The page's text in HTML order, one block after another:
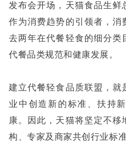
发布会开场，天猫食品生鲜
作为消费趋势的引领者，消
去两年在代餐轻食的细分类
代餐品类规范和健康发展。
建立代餐轻食品质联盟，
业中创造新的标准、扶持
康。因此，天猫将坚定不
构、专家及商家共创行业标